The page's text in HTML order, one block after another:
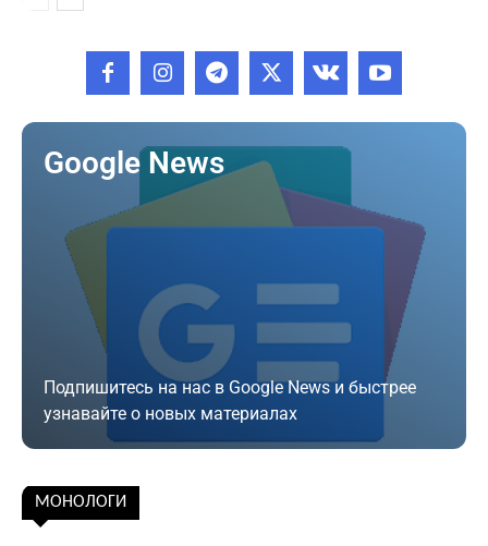
Google News
Подпишитесь на нас в Google News и быстрее
узнавайте о новых материалах
Подписаться
МОНОЛОГИ